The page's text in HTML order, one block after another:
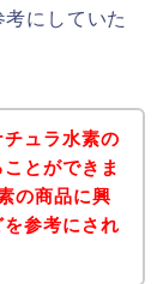
にしていた
ュラ水素の
とができま
の商品に興
参考にされ